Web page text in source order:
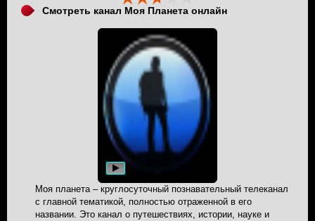
Смотреть канал Моя Планета онлайн
Моя планета – круглосуточный познавательный телеканал
с главной тематикой, полностью отраженной в его
названии. Это канал о путешествиях, истории, науке и